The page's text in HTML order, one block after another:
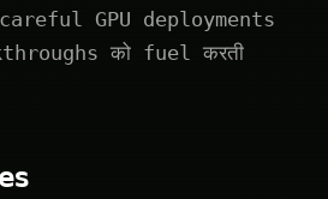
GPU deployments
को fuel करती